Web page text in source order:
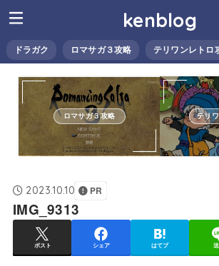
kenblog
ドラガク ロマサガ３攻略 テリワンレトロ
ロマサガ３攻略 テリ
2023.10.10 PR
IMG_9313
ポスト シェア はてブ